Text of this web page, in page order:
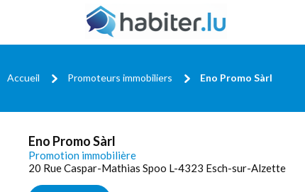
Accueil Promoteurs immobiliers Eno Promo Sàrl
Eno Promo Sàrl
Promotion immobilière
20 Rue Caspar-Mathias Spoo L-4323 Esch-sur-Alzette